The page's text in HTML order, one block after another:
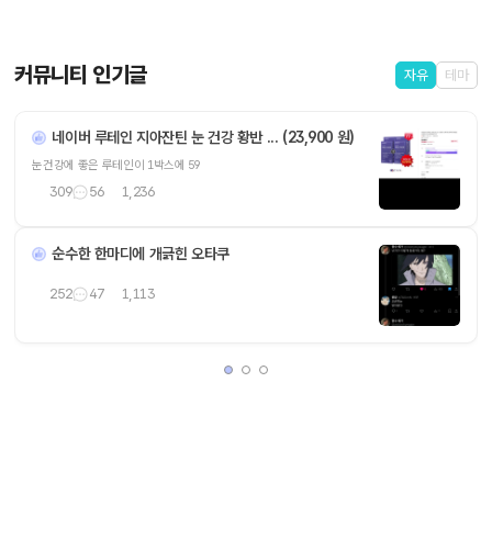
커뮤니티 인기글 자유 테마
네이버 루테인 지아잔틴 눈 건강 황반 ... (23,900 원)
눈건강에 좋은 루테인이 1박스에 59
309 56 1,236
순수한 한마디에 개긁힌 오타쿠
252 47 1,113